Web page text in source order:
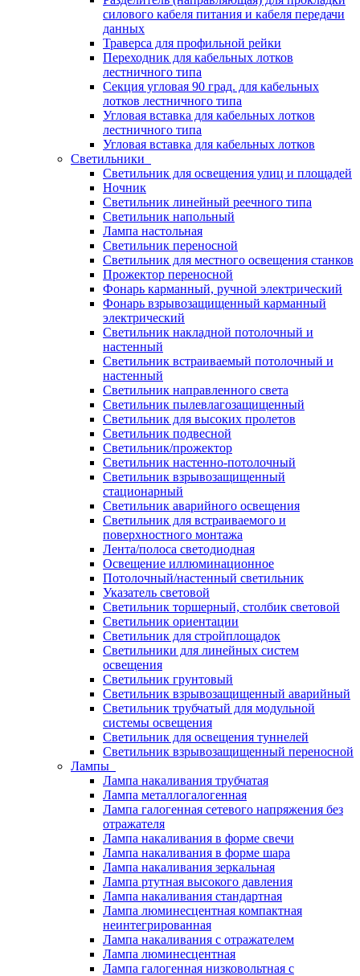
силового кабеля питания и кабеля передачи
данных
Траверса для профильной рейки
Переходник для кабельных лотков
лестничного типа
Секция угловая 90 град. для кабельных
лотков лестничного типа
Угловая вставка для кабельных лотков
лестничного типа
Угловая вставка для кабельных лотков
Светильники
Светильник для освещения улиц и площадей
Ночник
Светильник линейный реечного типа
Светильник напольный
Лампа настольная
Светильник переносной
Светильник для местного освещения станков
Прожектор переносной
Фонарь карманный, ручной электрический
Фонарь взрывозащищенный карманный
электрический
Светильник накладной потолочный и
настенный
Светильник встраиваемый потолочный и
настенный
Светильник направленного света
Светильник пылевлагозащищенный
Светильник для высоких пролетов
Светильник подвесной
Светильник/прожектор
Светильник настенно-потолочный
Светильник взрывозащищенный
стационарный
Светильник аварийного освещения
Светильник для встраиваемого и
поверхностного монтажа
Лента/полоса светодиодная
Освещение иллюминационное
Потолочный/настенный светильник
Указатель световой
Светильник торшерный, столбик световой
Светильник ориентации
Светильник для стройплощадок
Светильники для линейных систем
освещения
Светильник грунтовый
Светильник взрывозащищенный аварийный
Светильник трубчатый для модульной
системы освещения
Светильник для освещения туннелей
Светильник взрывозащищенный переносной
Лампы
Лампа накаливания трубчатая
Лампа металлогалогенная
Лампа галогенная сетевого напряжения без
отражателя
Лампа накаливания в форме свечи
Лампа накаливания в форме шара
Лампа накаливания зеркальная
Лампа ртутная высокого давления
Лампа накаливания стандартная
Лампа люминесцентная компактная
неинтегрированная
Лампа накаливания с отражателем
Лампа люминесцентная
Лампа галогенная низковольтная с